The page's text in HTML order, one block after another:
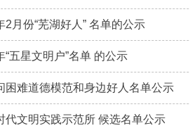
月份“芜湖好人” 名单的公示
五星文明户”名单 的公示
困难道德模范和身边好人名单公示
代文明实践示范所 候选名单公示